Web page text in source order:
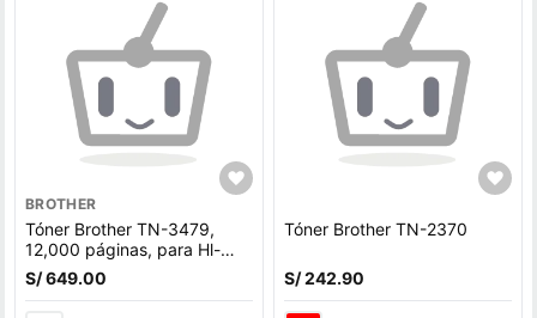
BROTHER
Tóner Brother TN-3479,
12,000 páginas, para Hl-
L5100dn, Dcp-L5650 -
negro
S/ 649.00
Tóner Brother TN-2370
S/ 242.90